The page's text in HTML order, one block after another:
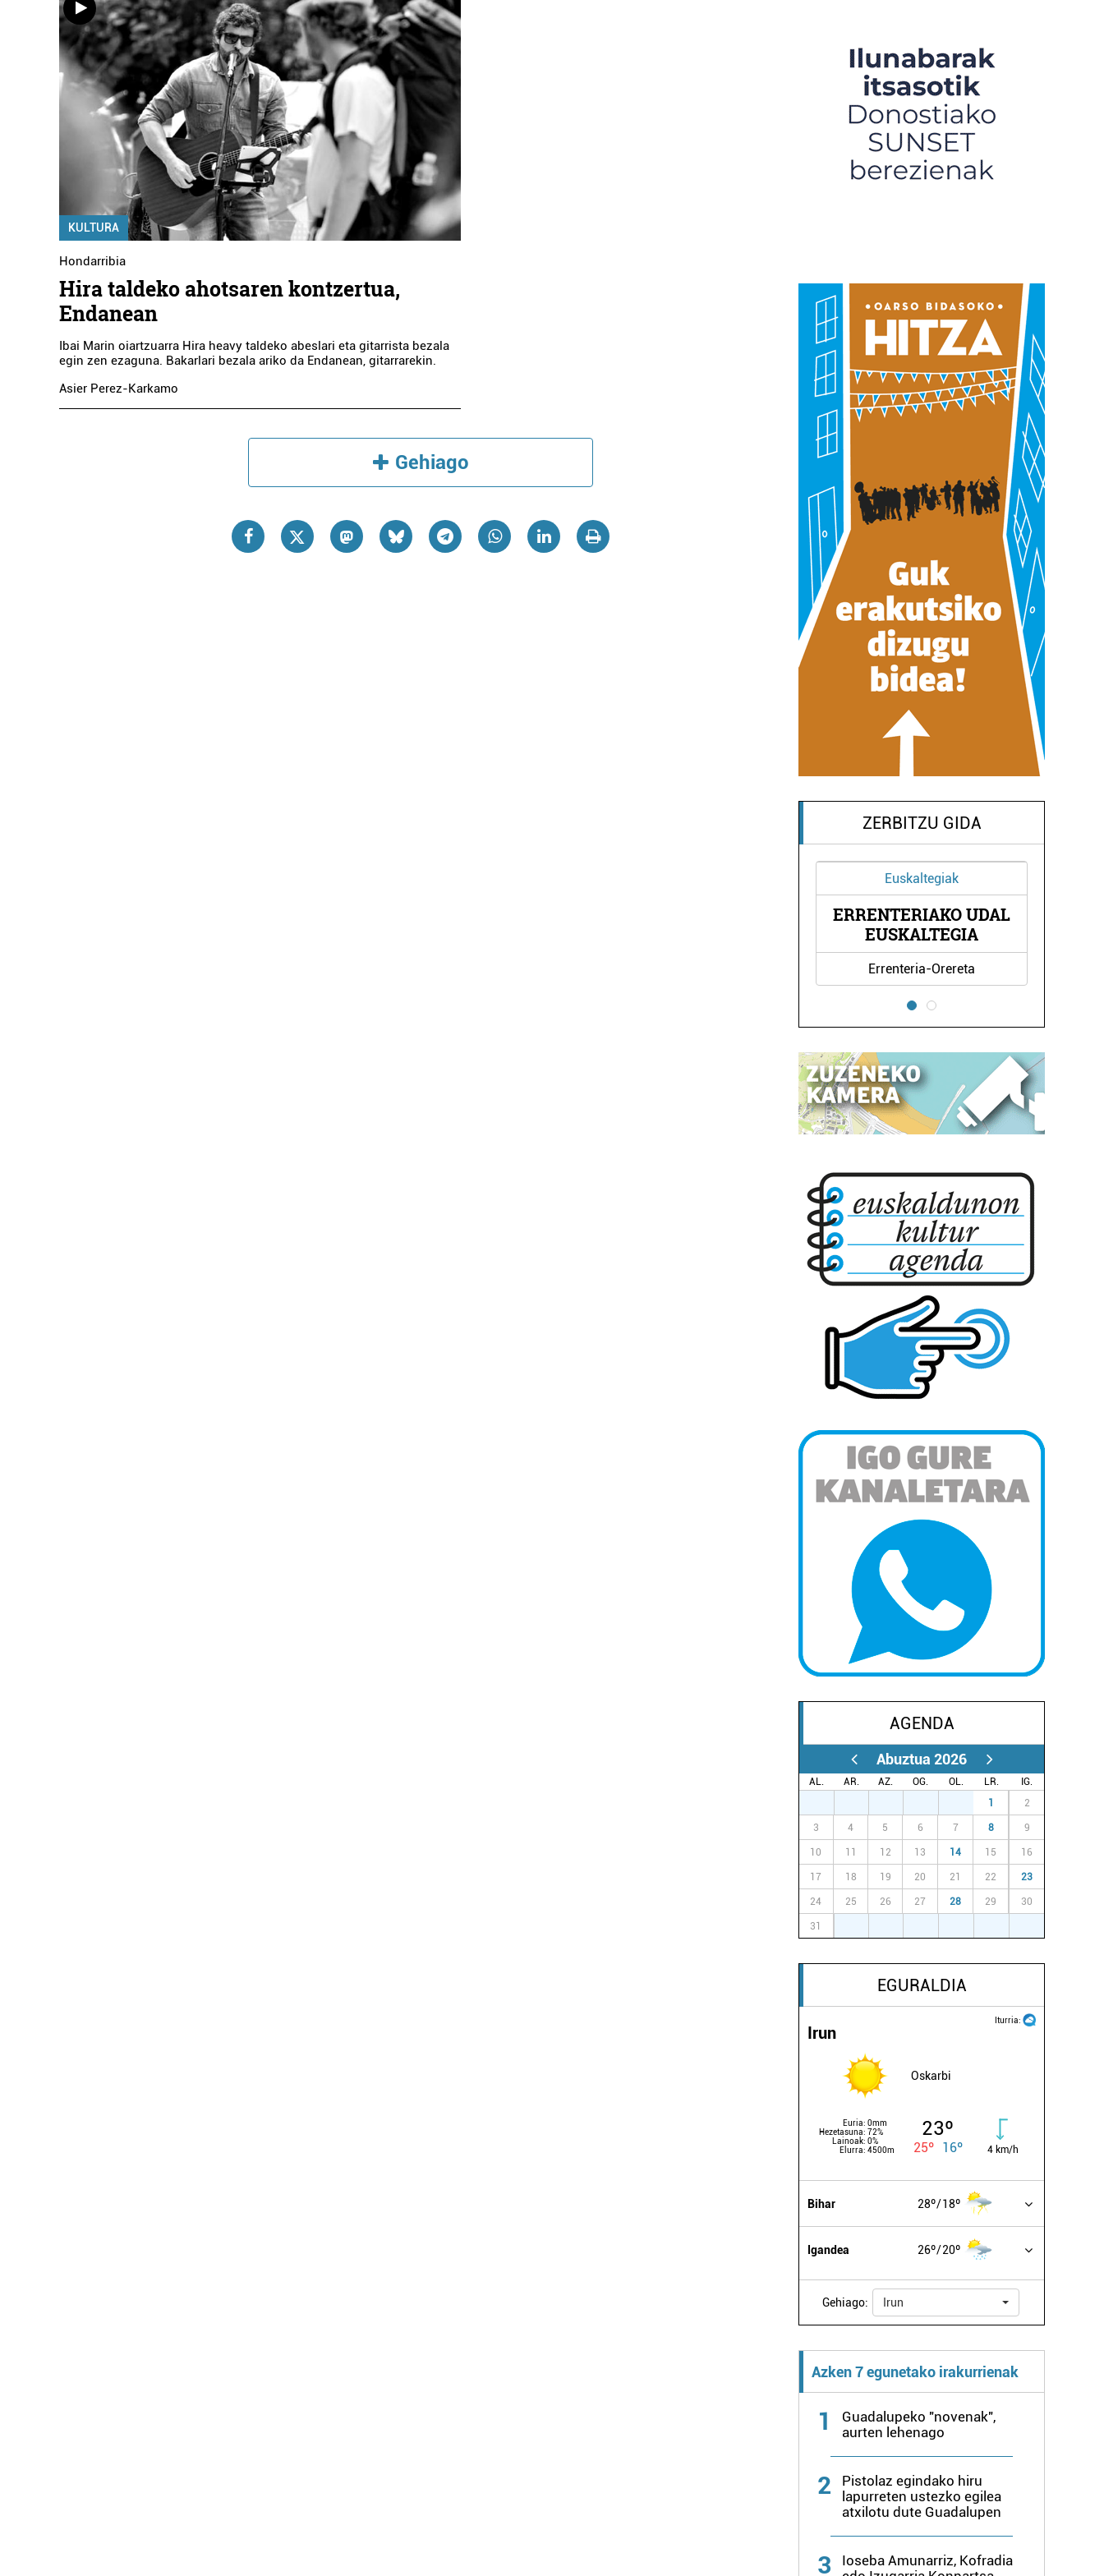
KULTURA
Hondarribia
Hira taldeko ahotsaren kontzertua,
Endanean
Ibai Marin oiartzuarra Hira heavy taldeko abeslari eta gitarrista bezala
egin zen ezaguna. Bakarlari bezala ariko da Endanean, gitarrarekin.
Asier Perez-Karkamo
Gehiago
ZERBITZU GIDA
Euskaltegiak
ERRENTERIAKO UDAL
EUSKALTEGIA
Errenteria-Orereta
BEGOÑA
AGENDA
Abuztua 2026
AL. AR. AZ. OG. OL. LR.
IG.
1 2
3 4 5 6 7 8 9
10 11 12 13 14 15 16
17 18 19 20 21 22 23
24 25 26 27 28 29 30
31
EGURALDIA
Iturria:
Irun
Oskarbi
Euria: 0mm
Hezetasuna: 72%
Lainoak: 0%
Elurra: 4500m
23º
25º 16º 4 km/h
Bihar 28º 18º
Igandea 26º 20º
Gehiago: Irun
Azken 7 egunetako irakurrienak
1
Guadalupeko "novenak",
aurten lehenago
2
Pistolaz egindako hiru
lapurreten ustezko egilea
atxilotu dute Guadalupen
3
Ioseba Amunarriz, Kofradia